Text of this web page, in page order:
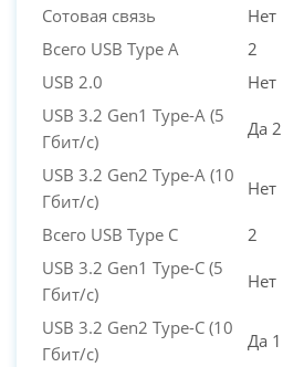
Сотовая связь
Нет
Всего USB Type A
2
USB 2.0
Нет
USB 3.2 Gen1 Type-A (5
Гбит/с)
Да 2
USB 3.2 Gen2 Type-A (10
Гбит/с)
Нет
Всего USB Type C
2
USB 3.2 Gen1 Type-C (5
Гбит/с)
Нет
USB 3.2 Gen2 Type-C (10
Гбит/с)
Да 1